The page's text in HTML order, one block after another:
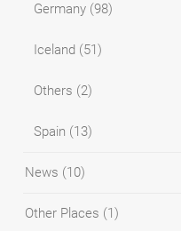
Germany (98)
Iceland (51)
Others (2)
Spain (13)
News (10)
Other Places (1)